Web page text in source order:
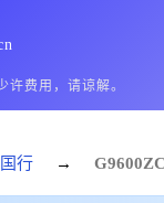
许费用，请谅解。
国行 → G9600